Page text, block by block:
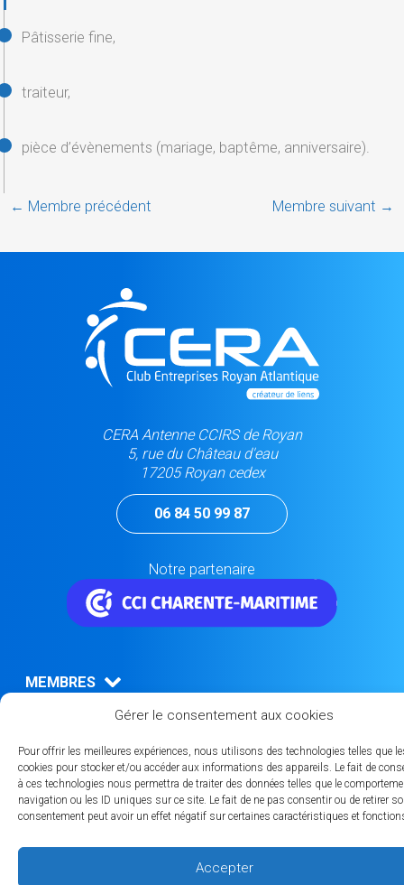
Gérer le consentement aux cookies
Pour offrir les meilleures expériences, nous utilisons des technologies telles que
cookies pour stocker et/ou accéder aux informations des appareils. Le fait de
à ces technologies nous permettra de traiter des données telles que le
navigation ou les ID uniques sur ce site. Le fait de ne pas consentir ou de retirer
consentement peut avoir un effet négatif sur certaines caractéristiques et
Accepter
Pâtisserie fine,
traiteur,
pièce d’évènements (mariage, baptême, anniversaire).
← Membre précédent Membre suivant →
CERA Antenne CCIRS de Royan
5, rue du Château d'eau
17205 Royan cedex
06 84 50 99 87
Notre partenaire
MEMBRES
Carte des membres
CONTACT
Mentions légales